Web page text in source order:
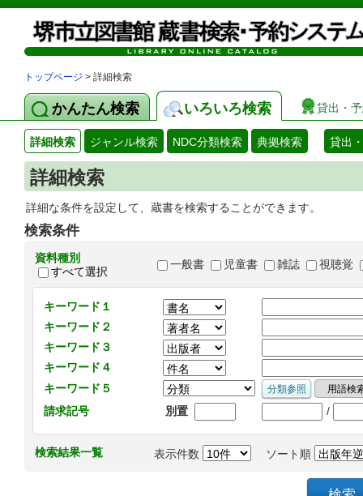
トップページ > 詳細検索
かんたん検索 いろいろ検索 貸出・
詳細検索 ジャンル検索 NDC分類検索 典拠検索 貸出
詳細検索
詳細な条件を設定して、蔵書を検索することができます。
検索条件
資料種別
すべて選択
一般書 児童書 雑誌 視聴覚
キーワード１
キーワード２
キーワード３
キーワード４
キーワード５
請求記号
別置 /
検索結果一覧 表示件数 ソート順